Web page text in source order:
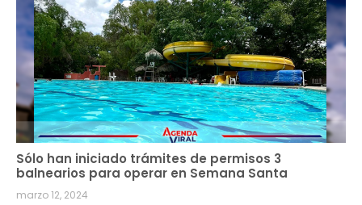
Sólo han iniciado trámites de permisos 3
balnearios para operar en Semana Santa
marzo 12, 2024